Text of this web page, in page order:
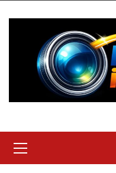
Menu